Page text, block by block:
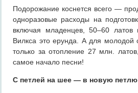
Подорожание коснется всего —
одноразовые расходы на
включая младенцев, 50–60
Вилкса это ерунда. А для молодой
только за отопление 27 млн.
самое начало песни!
С петлей на шее — в новую петлю